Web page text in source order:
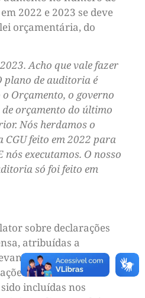
2022 e 2023 se deve
orçamentária, do
Acho que vale fazer
plano de auditoria é
Orçamento, o governo
orçamento do último
Nós herdamos o
feito em 2022 para
nós executamos. O nosso
só foi feito em
sobre declarações
atribuídas a
suspeitas de
consideradas
incluídas nos